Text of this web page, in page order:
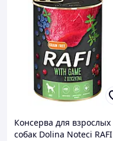
Консерва для взрослых
собак Dolina Noteci RAFI